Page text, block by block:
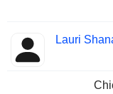
Lauri